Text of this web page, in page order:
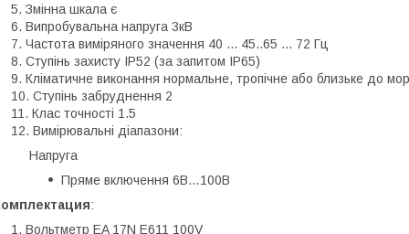
Змінна шкала є
Випробувальна напруга 3кВ
Частота виміряного значення 40 ... 45..65 ... 72 Гц
Ступінь захисту IP52 (за запитом IP65)
Кліматичне виконання нормальне, тропічне або близьке до
Ступінь забруднення 2
Клас точності 1.5
Вимірювальні діапазони:
Напруга
Пряме включення 6В…100В
:
Вольтметр EA 17N E611 100V